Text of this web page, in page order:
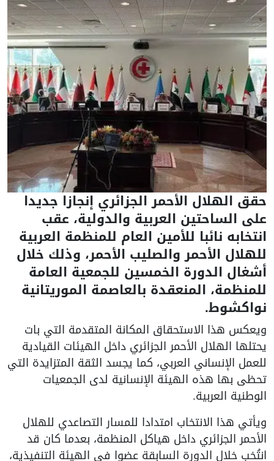
حقق الهلال الأحمر الجزائري إنجازا جديدا
على الساحتين العربية والدولية، عقب
انتخابه نائبا للأمين العام للمنظمة العربية
للهلال الأحمر والصليب الأحمر، وذلك خلال
أشغال الدورة الخمسين للجمعية العامة
للمنظمة، المنعقدة بالعاصمة الموريتانية
نواكشوط.
ويعكس هذا الاستحقاق المكانة المتقدمة التي بات
يحتلها الهلال الأحمر الجزائري داخل الهيئات القيادية
للعمل الإنساني العربي، كما يجسد الثقة المتزايدة التي
تحظى بها هذه الهيئة الإنسانية لدى الجمعيات
الوطنية العربية.
ويأتي هذا الانتخاب امتدادا للمسار التصاعدي للهلال
الأحمر الجزائري داخل هياكل المنظمة، بعدما كان قد
انتُخب خلال الدورة السابقة عضوا في الهيئة التنفيذية،